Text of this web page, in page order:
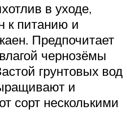
в уходе,
к питанию и
Предпочитает
чернозёмы
грунтовых вод
и
сорт несколькими